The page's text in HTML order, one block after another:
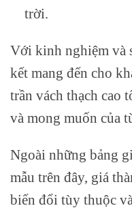
trời.
Với kinh nghiệm và
kết mang đến cho
trần vách thạch cao
và mong muốn của
Ngoài những bảng
mẫu trên đây, giá
biến đổi tùy thuộc